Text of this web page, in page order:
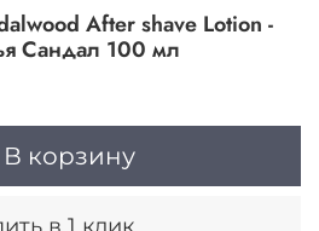
After shave Lotion -
Сандал 100 мл
В корзину